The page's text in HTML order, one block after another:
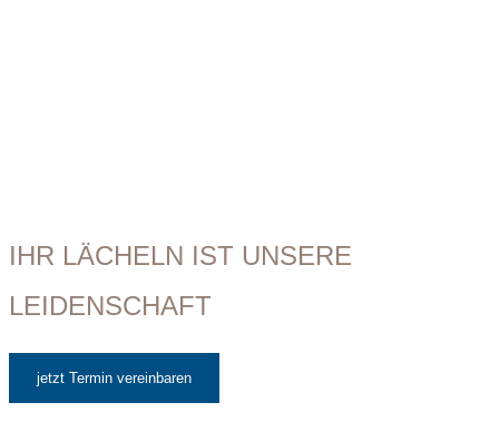
IHR LÄCHELN IST UNSERE
LEIDENSCHAFT
jetzt Termin vereinbaren